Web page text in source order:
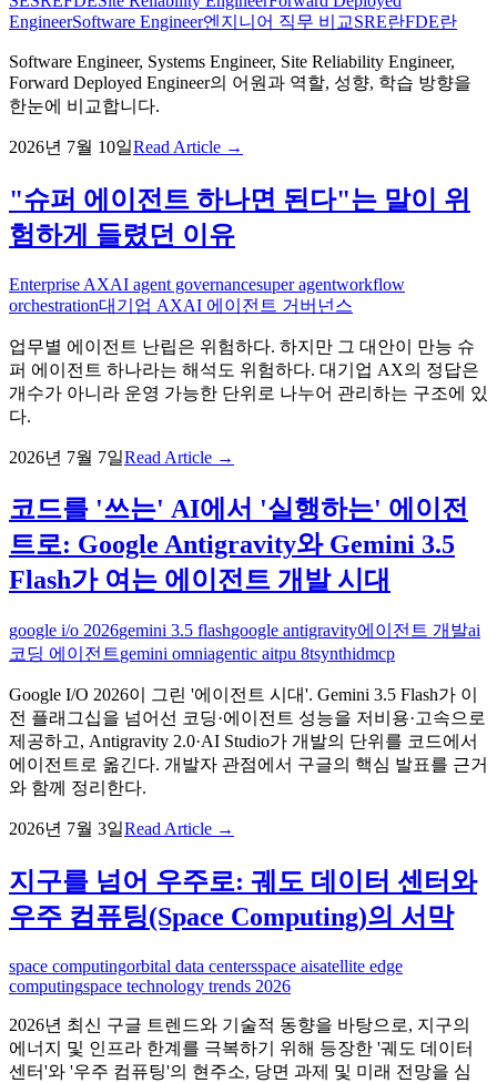
EngineerSoftware Engineer엔지니어 직무 비교SRE란FDE란
Software Engineer, Systems Engineer, Site Reliability Engineer,
Forward Deployed Engineer의 어원과 역할, 성향, 학습 방향을
한눈에 비교합니다.
2026년 7월 10일Read Article →
"슈퍼 에이전트 하나면 된다"는 말이 위
험하게 들렸던 이유
Enterprise AXAI agent governancesuper agentworkflow
orchestration대기업 AXAI 에이전트 거버넌스
업무별 에이전트 난립은 위험하다. 하지만 그 대안이 만능 슈
퍼 에이전트 하나라는 해석도 위험하다. 대기업 AX의 정답은
개수가 아니라 운영 가능한 단위로 나누어 관리하는 구조에 있
다.
2026년 7월 7일Read Article →
코드를 '쓰는' AI에서 '실행하는' 에이전
트로: Google Antigravity와 Gemini 3.5
Flash가 여는 에이전트 개발 시대
google i/o 2026gemini 3.5 flashgoogle antigravity에이전트 개발ai
코딩 에이전트gemini omniagentic aitpu 8tsynthidmcp
Google I/O 2026이 그린 '에이전트 시대'. Gemini 3.5 Flash가 이
전 플래그십을 넘어선 코딩·에이전트 성능을 저비용·고속으로
제공하고, Antigravity 2.0·AI Studio가 개발의 단위를 코드에서
에이전트로 옮긴다. 개발자 관점에서 구글의 핵심 발표를 근거
와 함께 정리한다.
2026년 7월 3일Read Article →
지구를 넘어 우주로: 궤도 데이터 센터와
우주 컴퓨팅(Space Computing)의 서막
space computingorbital data centersspace aisatellite edge
computingspace technology trends 2026
2026년 최신 구글 트렌드와 기술적 동향을 바탕으로, 지구의
에너지 및 인프라 한계를 극복하기 위해 등장한 '궤도 데이터
센터'와 '우주 컴퓨팅'의 현주소, 당면 과제 및 미래 전망을 심